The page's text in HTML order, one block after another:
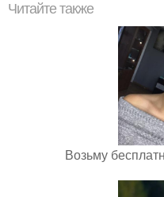
Читайте также
Возьму